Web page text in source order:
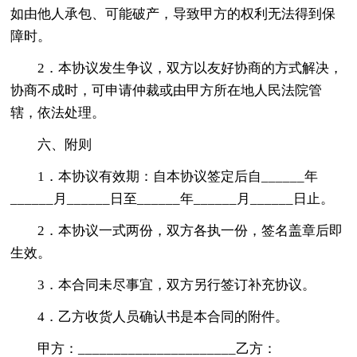
如由他人承包、可能破产，导致甲方的权利无法得到保
障时。
2．本协议发生争议，双方以友好协商的方式解决，
协商不成时，可申请仲裁或由甲方所在地人民法院管
辖，依法处理。
六、附则
1．本协议有效期：自本协议签定后自______年
______月______日至______年______月______日止。
2．本协议一式两份，双方各执一份，签名盖章后即
生效。
3．本合同未尽事宜，双方另行签订补充协议。
4．乙方收货人员确认书是本合同的附件。
甲方：______________________乙方：